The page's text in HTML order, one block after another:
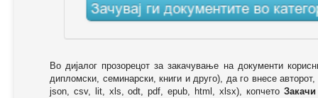
Во дијалог прозорецот за закачување на документи
дипломски, семинарски, книги и друго), да го внесе
json, csv, lit, xls, odt, pdf, epub, html, xlsx), копчето Закачи